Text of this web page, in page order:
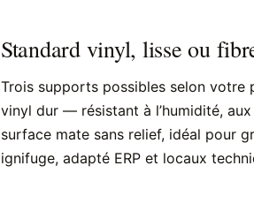
Standard vinyl, lisse ou
Trois supports possibles selon votre
vinyl dur — résistant à l’humidité,
surface mate sans relief, idéal pour
ignifuge, adapté ERP et locaux